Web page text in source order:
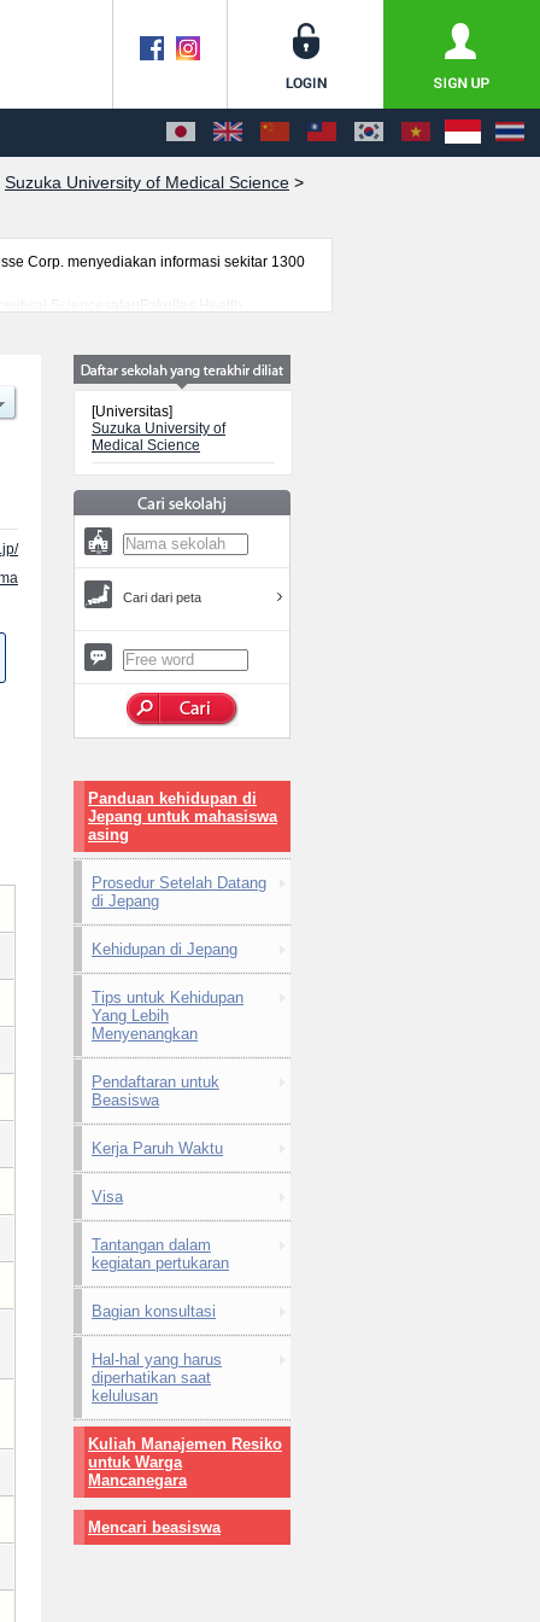
Suzuka University of Medical Science >
Corp. menyediakan informasi sekitar 1300
[Universitas]
Suzuka University of
Medical Science
Cari dari peta
Panduan kehidupan di
Jepang untuk mahasiswa
asing
Prosedur Setelah Datang
di Jepang
Kehidupan di Jepang
Tips untuk Kehidupan
Yang Lebih
Menyenangkan
Pendaftaran untuk
Beasiswa
Kerja Paruh Waktu
Visa
Tantangan dalam
kegiatan pertukaran
Bagian konsultasi
Hal-hal yang harus
diperhatikan saat
kelulusan
Kuliah Manajemen Resiko
untuk Warga
Mancanegara
Mencari beasiswa